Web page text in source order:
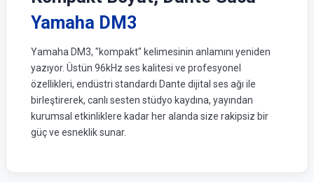
Yamaha DM3
Yamaha DM3, "kompakt" kelimesinin anlamını yeniden
yazıyor. Üstün 96kHz ses kalitesi ve profesyonel
özellikleri, endüstri standardı Dante dijital ses ağı ile
birleştirerek, canlı sesten stüdyo kaydına, yayından
kurumsal etkinliklere kadar her alanda size rakipsiz bir
güç ve esneklik sunar.